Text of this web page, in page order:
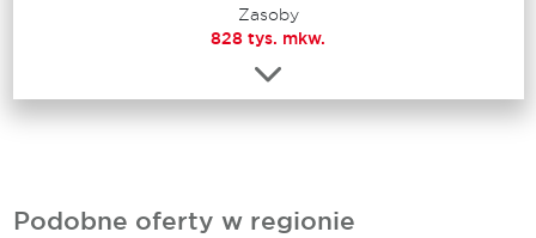
Zasoby
828 tys. mkw.
Podobne oferty w regionie